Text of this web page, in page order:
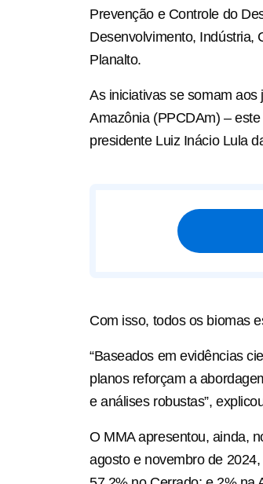
Prevenção e Controle do
Desenvolvimento, Indústria,
Planalto.
As iniciativas se somam
Amazônia (PPCDAm) –
presidente Luiz Inácio Lula
Com isso, todos os biomas
“Baseados em evidências
planos reforçam a
e análises robustas”,
O MMA apresentou, ainda,
agosto e novembro de